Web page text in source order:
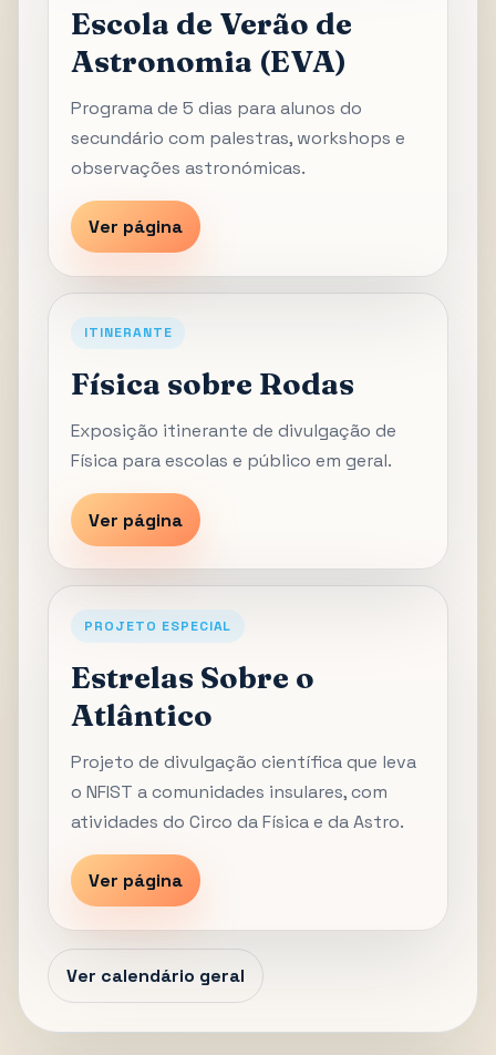
Escola de Verão de
Astronomia (EVA)
Programa de 5 dias para alunos do
secundário com palestras, workshops e
observações astronómicas.
Ver página
ITINERANTE
Física sobre Rodas
Exposição itinerante de divulgação de
Física para escolas e público em geral.
Ver página
PROJETO ESPECIAL
Estrelas Sobre o
Atlântico
Projeto de divulgação científica que leva
o NFIST a comunidades insulares, com
atividades do Circo da Física e da Astro.
Ver página
Ver calendário geral